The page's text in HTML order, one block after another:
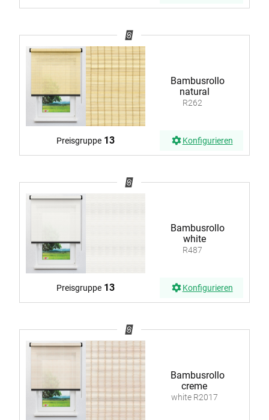
Bambusrollo
natural
R262
Preisgruppe 13 Konfigurieren
Bambusrollo
white
R487
Preisgruppe 13 Konfigurieren
Bambusrollo
creme
white R2017